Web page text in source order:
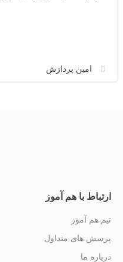
امین پردازش
ارتباط با هم آموز
تیم هم آموز
پرسش های متداول
درباره ما